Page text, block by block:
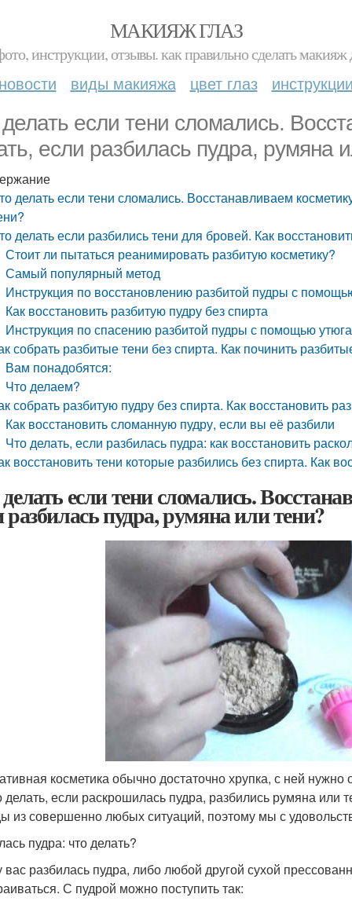
МАКИЯЖ ГЛАЗ
инструкции, отзывы. как правильно сделать макияж
новости виды макияжа цвет глаз
если тени сломались.
если разбилась пудра, румяна
делать если тени сломались. Восстанавливаем
делать если разбились тени для бровей. Как
Стоит ли пытаться реанимировать разбитую косметику?
Самый популярный метод
Инструкция по восстановлению разбитой пудры с
Как восстановить разбитую пудру без спирта
Инструкция по спасению разбитой пудры с помощью утюга
собрать разбитые тени без спирта. Как починить
Вам понадобятся:
Что делаем?
собрать разбитую пудру без спирта. Как восстановить
Как восстановить сломанную пудру, если вы её разбили
Что делать, если разбилась пудра: как восстановить
восстановить тени которые разбились без спирта. Как
если тени сломались.
разбилась пудра, румяна или тени?
косметика обычно достаточно хрупка, с ней
делать, если раскрошилась пудра, разбились румяна или
из совершенно любых ситуаций, поэтому мы с
пудра: что делать?
вас разбилась пудра, либо любой другой сухой
С пудрой можно поступить так: